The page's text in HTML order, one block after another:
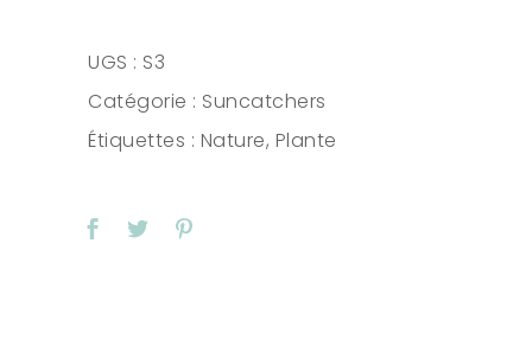
quantity
UGS : S3
Catégorie : Suncatchers
Étiquettes : Nature, Plante